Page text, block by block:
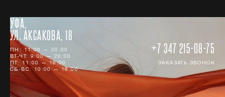
УФА,
УЛ. АКСАКОВА, 18
ПН: 11:00 — 20:00
ВТ-ЧТ: 9:00 — 20:00
ПТ: 11:00 — 19:00
СБ-ВС: 10:00 — 18:00
+7 347 215-08-75
ЗАКАЗАТЬ ЗВОНОК